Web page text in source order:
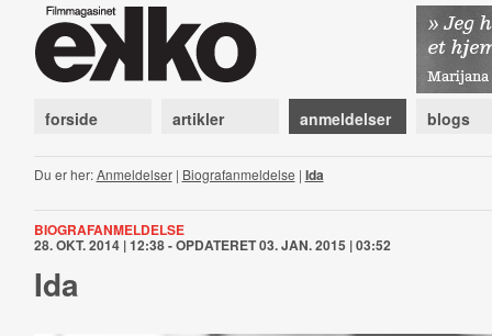
forside artikler anmeldelser blogs
Du er her:Anmeldelser| Biografanmeldelse | Ida
BIOGRAFANMELDELSE
28. OKT. 2014 | 12:38 - OPDATERET 03. JAN. 2015 | 03:52
Ida